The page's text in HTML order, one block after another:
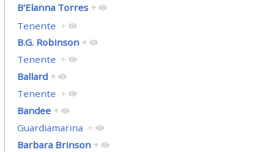
B'Elanna Torres +
Tenente +
B.G. Robinson +
Tenente +
Ballard +
Tenente +
Bandee +
Guardiamarina +
Barbara Brinson +